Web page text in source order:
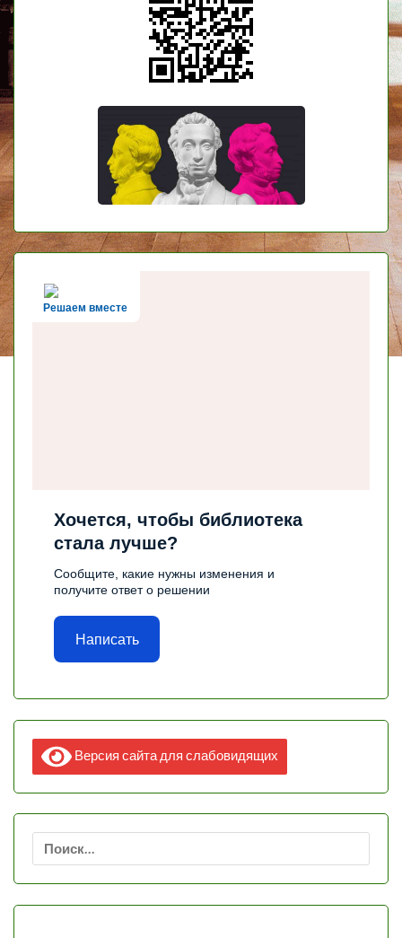
Решаем вместе
Хочется, чтобы библиотека
стала лучше?
Сообщите, какие нужны изменения и
получите ответ о решении
Написать
Версия сайта для слабовидящих
Найти: